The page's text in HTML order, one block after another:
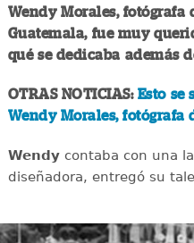
Wendy Morales, fotógrafa
Guatemala, fue muy
qué se dedicaba además
OTRAS NOTICIAS: Esto se
Wendy Morales, fotógrafa
Wendycontaba con una
diseñadora, entregó su